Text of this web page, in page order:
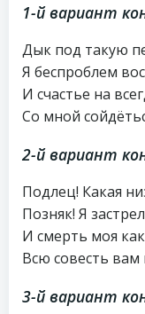
1-й вариант
Дык под такую
Я беспроблем
И счастье на
Со мной
2-й вариант
Подлец! Какая
Позняк! Я
И смерть моя
Всю совесть вам
3-й вариант